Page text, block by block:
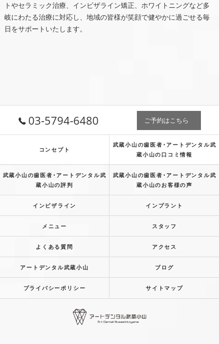
トやセラミック治療、インビザライン矯正、ホワイトニングなど多
岐にわたる治療に対応し、地域の皆様が笑顔で健やかに過ごせる毎
日をサポートいたします。
03-5794-6480 ご予約はこちら
コンセプト
武蔵小山の歯医者･アートデンタル武
蔵小山の口コミ情報
武蔵小山の歯医者･アートデンタル武
蔵小山の評判
武蔵小山の歯医者･アートデンタル武
蔵小山のお客様の声
インビザライン インプラント
メニュー スタッフ
よくある質問 アクセス
アートデンタル武蔵小山 ブログ
プライバシーポリシー サイトマップ